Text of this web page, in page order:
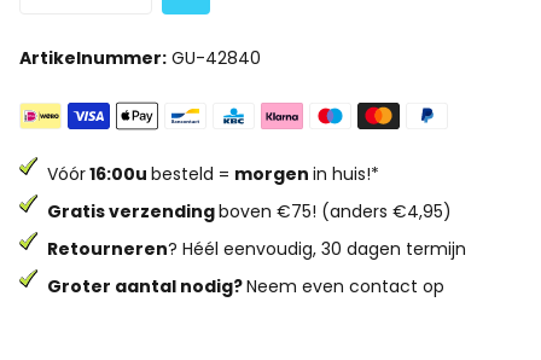
Artikelnummer: GU-42840
Vóór16:00u besteld = morgen in huis!*
Gratis verzendingboven €75! (anders €4,95)
Retourneren? Héél eenvoudig, 30 dagen termijn
Groter aantal nodig?Neem even contact op